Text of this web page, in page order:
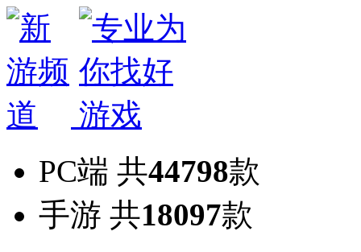
PC端 共44798款
手游 共18097款